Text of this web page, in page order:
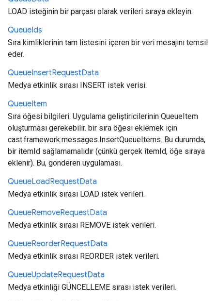
LOAD isteğinin bir parçası olarak verileri sıraya ekleyin.
QueueIds
Sıra kimliklerinin tam listesini içeren bir veri mesajını temsil
eder.
QueueInsertRequestData
Medya etkinlik sırası INSERT istek verisi.
QueueItem
Sıra öğesi bilgileri. Uygulama geliştiricilerinin QueueItem
oluşturması gerekebilir. bir sıra öğesi eklemek için
cast.framework.messages.InsertQueueItems. Bu durumda,
bir itemId sağlamamalıdır (çünkü gerçek itemId, öğe sıraya
eklenir). Bu, gönderen uygulaması.
QueueLoadRequestData
Medya etkinlik sırası LOAD istek verileri.
QueueRemoveRequestData
Medya etkinlik sırası REMOVE istek verileri.
QueueReorderRequestData
Medya etkinlik sırası REORDER istek verileri.
QueueUpdateRequestData
Medya etkinliği GÜNCELLEME sırası istek verileri.